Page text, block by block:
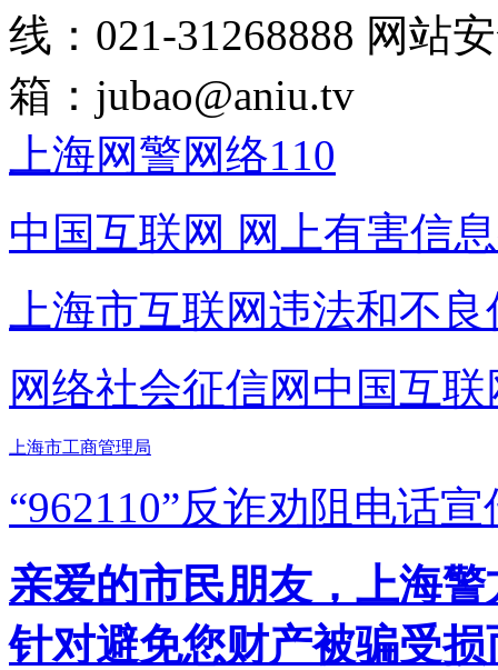
线：021-31268888 网站
箱： jubao@aniu.tv
上海网警网络110
中国互联网 网上有害信
上海市互联网违法和不
网络社会征信网 中国互
上海市工商管理局
“962110”反诈劝阻电话宣
亲爱的市民朋友，上海
针对避免您财产被骗受